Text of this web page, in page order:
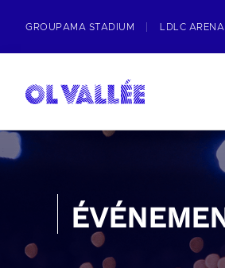
GROUPAMA STADIUM LDLC ARENA